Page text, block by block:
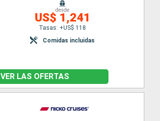
desde
US$ 1,241
Tasas: +US$ 118
Comidas incluidas
VER LAS OFERTAS